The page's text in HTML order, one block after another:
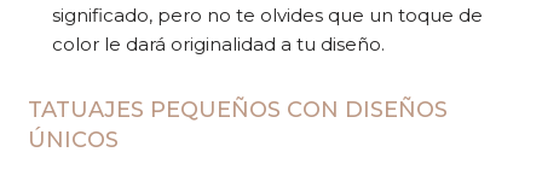
significado, pero no te olvides que un toque de
color le dará originalidad a tu diseño.
TATUAJES PEQUEÑOS CON DISEÑOS
ÚNICOS